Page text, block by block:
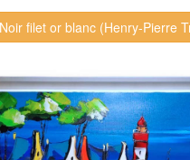
Noir filet or blanc (Henry-Pierre